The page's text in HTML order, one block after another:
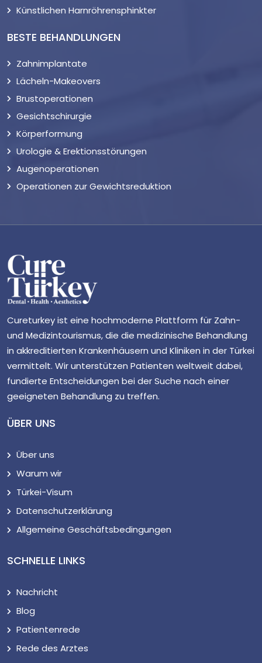
Künstlichen Harnröhrensphinkter
BESTE BEHANDLUNGEN
Zahnimplantate
Lächeln-Makeovers
Brustoperationen
Gesichtschirurgie
Körperformung
Urologie & Erektionsstörungen
Augenoperationen
Operationen zur Gewichtsreduktion
Cureturkey ist eine hochmoderne Plattform für Zahn-
und Medizintourismus, die die medizinische Behandlung
in akkreditierten Krankenhäusern und Kliniken in der Türkei
vermittelt. Wir unterstützen Patienten weltweit dabei,
fundierte Entscheidungen bei der Suche nach einer
geeigneten Behandlung zu treffen.
ÜBER UNS
Über uns
Warum wir
Türkei-Visum
Datenschutzerklärung
Allgemeine Geschäftsbedingungen
SCHNELLE LINKS
Nachricht
Blog
Patientenrede
Rede des Arztes